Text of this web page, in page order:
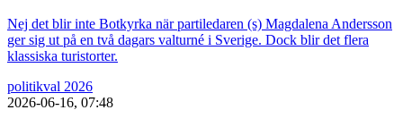
Nej det blir inte Botkyrka när partiledaren (s) Magdalena Andersson
ger sig ut på en två dagars valturné i Sverige. Dock blir det flera
klassiska turistorter.
politikval 2026
2026-06-16, 07:48